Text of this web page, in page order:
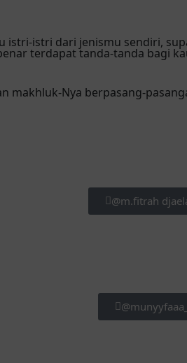
istri dari jenismu sendiri,
terdapat tanda-tanda bagi
makhluk-Nya berpasang-
@m.fitrah
@munyyfaaa_